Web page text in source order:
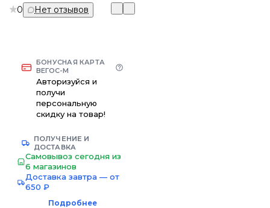
0 Нет отзывов
БОНУСНАЯ КАРТА
ВЕГОС-М
Авторизуйся и
получи
персональную
скидку на товар!
ПОЛУЧЕНИЕ И
ДОСТАВКА
Самовывоз сегодня из
6 магазинов
Доставка завтра — от
650 ₽
Подробнее